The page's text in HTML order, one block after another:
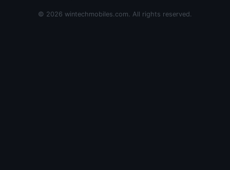
© 2026 wintechmobiles.com. All rights reserved.